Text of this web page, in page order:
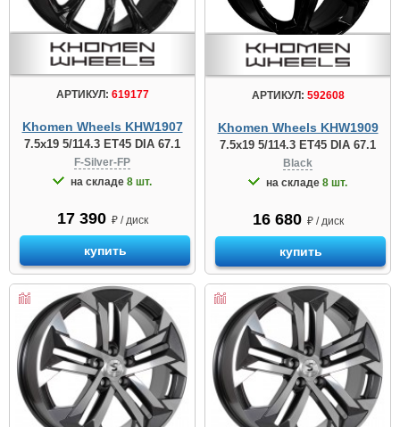
АРТИКУЛ: 619177
Khomen Wheels KHW1907
7.5x19 5/114.3 ET45 DIA 67.1
F-Silver-FP
на складе 8 шт.
17 390 ₽ / диск
купить
АРТИКУЛ: 592608
Khomen Wheels KHW1909
7.5x19 5/114.3 ET45 DIA 67.1
Black
на складе 8 шт.
16 680 ₽ / диск
купить